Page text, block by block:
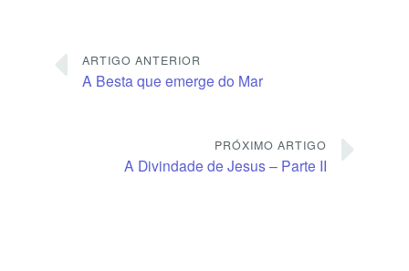
ARTIGO ANTERIOR
A Besta que emerge do Mar
PRÓXIMO ARTIGO
A Divindade de Jesus – Parte II